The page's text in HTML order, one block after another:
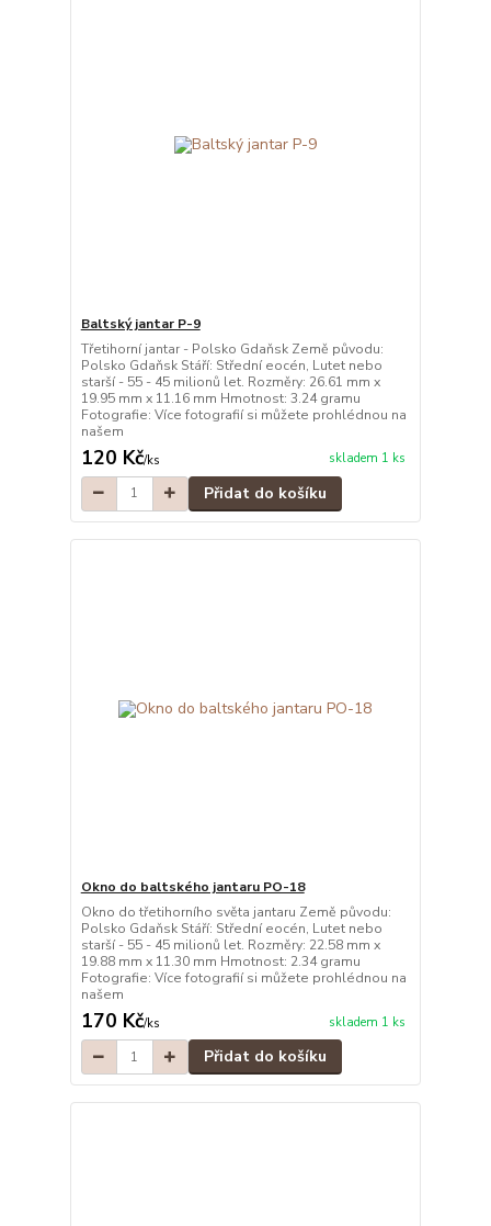
Baltský jantar P-9
Třetihorní jantar - Polsko Gdaňsk Země původu:
Polsko Gdaňsk Stáří: Střední eocén, Lutet nebo
starší - 55 - 45 milionů let. Rozměry: 26.61 mm x
19.95 mm x 11.16 mm Hmotnost: 3.24 gramu
Fotografie: Více fotografií si můžete prohlédnou na
našem
120 Kč/ks skladem 1 ks
Přidat do košíku
Okno do baltského jantaru PO-18
Okno do třetihorního světa jantaru Země původu:
Polsko Gdaňsk Stáří: Střední eocén, Lutet nebo
starší - 55 - 45 milionů let. Rozměry: 22.58 mm x
19.88 mm x 11.30 mm Hmotnost: 2.34 gramu
Fotografie: Více fotografií si můžete prohlédnou na
našem
170 Kč/ks skladem 1 ks
Přidat do košíku